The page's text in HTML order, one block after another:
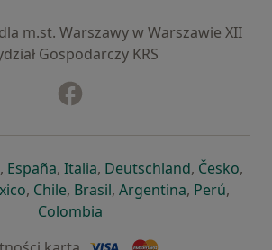
m.st. Warszawy w Warszawie XII
Gospodarczy KRS
w nowej karcie
się w nowej karcie
, Españaotwiera się w nowej karcie
, Italiaotwiera się w nowej
, Deutschlandotwiera się
, Česko,
się w nowej karcie
otwiera się w nowej karcie
, Chileotwiera się w nowej karcie
, Brasilotwiera się w nowej
, Argentinaotwiera się
, Perú,
Colombia